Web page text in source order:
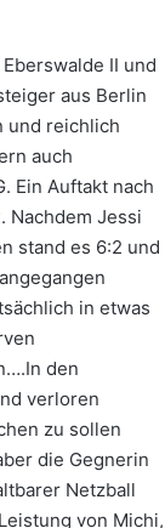
II und
aus Berlin
und reichlich
auch
Ein Auftakt nach
Nachdem Jessi
stand es 6:2 und
in etwas
den
verloren
zu sollen
die Gegnerin
Netzball
von Michi,